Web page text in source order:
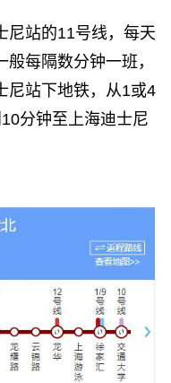
尼站的11号线，每天
每隔数分钟一班，
尼站下地铁，从1或4
分钟至上海迪士尼